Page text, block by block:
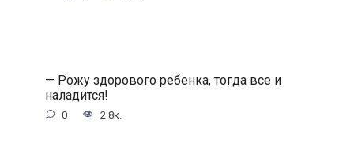
— Рожу здорового ребенка, тогда все и
наладится!
0 2.8к.